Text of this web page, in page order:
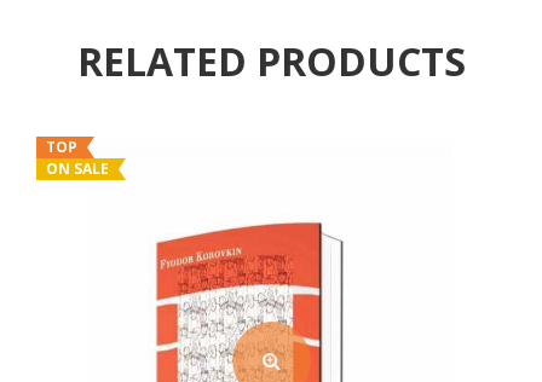
RELATED PRODUCTS
TOP
ON SALE